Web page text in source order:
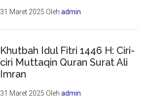
31 Maret 2025 Olehadmin
Khutbah Idul Fitri 1446 H: Ciri-
ciri Muttaqin Quran Surat Ali
Imran
31 Maret 2025 Olehadmin